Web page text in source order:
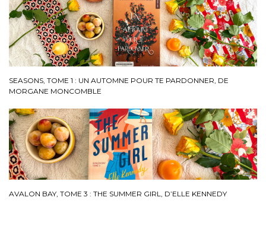
SEASONS, TOME 1 : UN AUTOMNE POUR TE PARDONNER, DE
MORGANE MONCOMBLE
AVALON BAY, TOME 3 : THE SUMMER GIRL, D’ELLE KENNEDY